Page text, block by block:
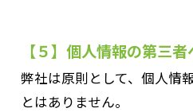
【５】個人情報の第三
弊社は原則として、個人情
とはありません。